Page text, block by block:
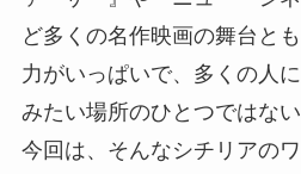
ど多くの名作映画の舞台と
力がいっぱいで、多くの人
みたい場所のひとつではない
今回は、そんなシチリアの